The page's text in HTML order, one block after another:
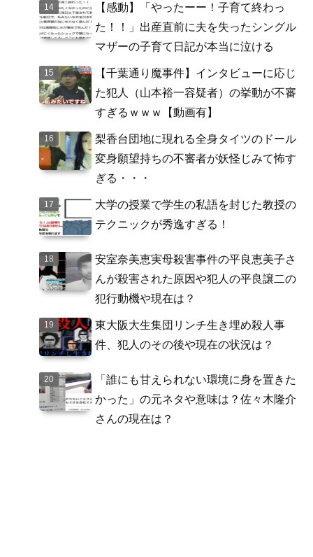
【感動】「やったーー！子育て終わっ
た！！」出産直前に夫を失ったシングル
マザーの子育て日記が本当に泣ける
【千葉通り魔事件】インタビューに応じ
た犯人（山本裕一容疑者）の挙動が不審
すぎるｗｗｗ【動画有】
梨香台団地に現れる全身タイツのドール
変身願望持ちの不審者が妖怪じみて怖す
ぎる・・・
大学の授業で学生の私語を封じた教授の
テクニックが秀逸すぎる！
安室奈美恵実母殺害事件の平良恵美子さ
んが殺害された原因や犯人の平良譲二の
犯行動機や現在は？
東大阪大生集団リンチ生き埋め殺人事
件、犯人のその後や現在の状況は？
「誰にも甘えられない環境に身を置きた
かった」の元ネタや意味は？佐々木隆介
さんの現在は？